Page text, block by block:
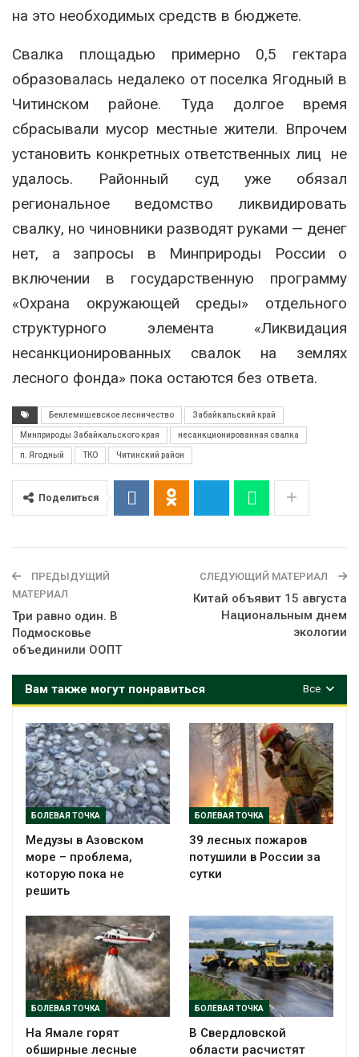
на это необходимых средств в бюджете.
Свалка площадью примерно 0,5 гектара
образовалась недалеко от поселка Ягодный в
Читинском районе. Туда долгое время
сбрасывали мусор местные жители. Впрочем
установить конкретных ответственных лиц не
удалось. Районный суд уже обязал
региональное ведомство ликвидировать
свалку, но чиновники разводят руками — денег
нет, а запросы в Минприроды России о
включении в государственную программу
«Охрана окружающей среды» отдельного
структурного элемента «Ликвидация
несанкционированных свалок на землях
лесного фонда» пока остаются без ответа.
Беклемишевское лесничество Забайкальский край
Минприроды Забайкальского края несанкционированная свалка
п. Ягодный ТКО Читинский район
Поделиться
ПРЕДЫДУЩИЙ
МАТЕРИАЛ
Три равно один. В
Подмосковье
объединили ООПТ
СЛЕДУЮЩИЙ МАТЕРИАЛ
Китай объявит 15 августа
Национальным днем
экологии
Все
Вам также могут понравиться
БОЛЕВАЯ ТОЧКА
Медузы в Азовском
море – проблема,
которую пока не
решить
БОЛЕВАЯ ТОЧКА
39 лесных пожаров
потушили в России за
сутки
БОЛЕВАЯ ТОЧКА
На Ямале горят
обширные лесные
БОЛЕВАЯ ТОЧКА
В Свердловской
области расчистят